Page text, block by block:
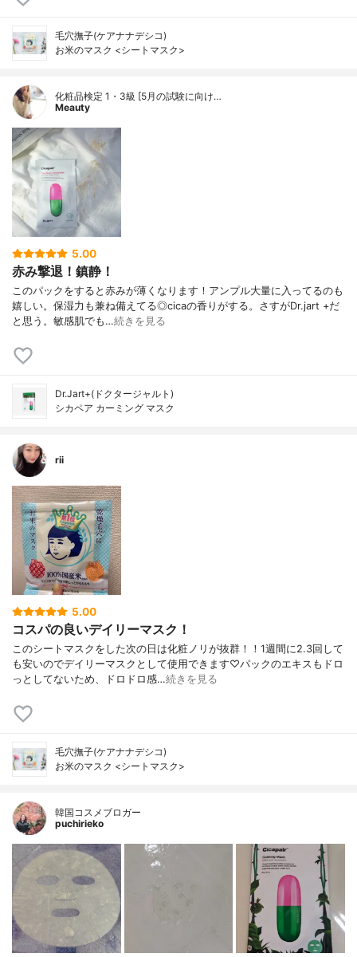
毛穴撫子(ケアナナデシコ)
お米のマスク <シートマスク>
化粧品検定 1・3級 [5月の試験に向け…
Meauty
5.00
赤み撃退！鎮静！
このパックをすると赤みが薄くなります！アンプル大量に入ってるのも
嬉しい。保湿力も兼ね備えてる◎cicaの香りがする。さすがDr.jart +だ
と思う。敏感肌でも…続きを見る
Dr.Jart+(ドクタージャルト)
シカペア カーミング マスク
rii
5.00
コスパの良いデイリーマスク！
このシートマスクをした次の日は化粧ノリが抜群！！1週間に2.3回して
も安いのでデイリーマスクとして使用できます♡パックのエキスもドロ
っとしてないため、ドロドロ感…続きを見る
毛穴撫子(ケアナナデシコ)
お米のマスク <シートマスク>
韓国コスメブロガー
puchirieko